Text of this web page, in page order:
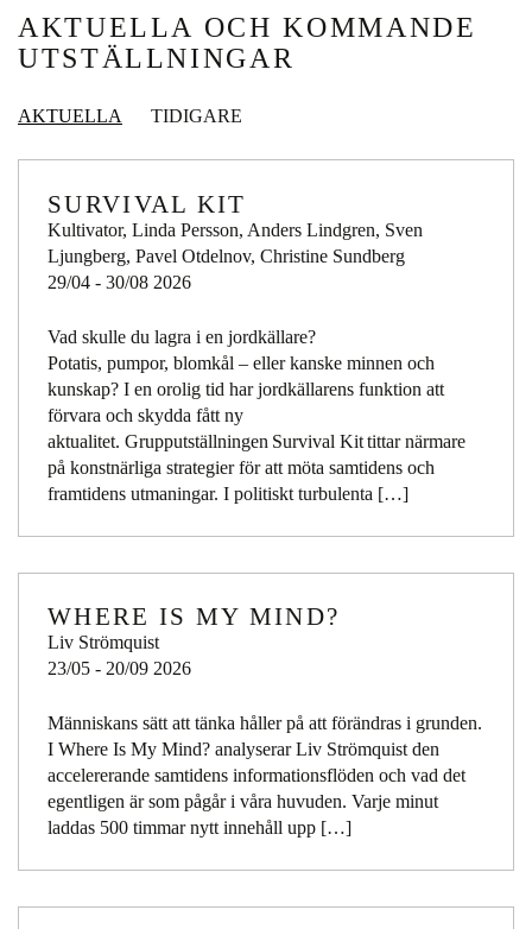
AKTUELLA OCH KOMMANDE
UTSTÄLLNINGAR
AKTUELLA TIDIGARE
SURVIVAL KIT
Kultivator, Linda Persson, Anders Lindgren, Sven
Ljungberg, Pavel Otdelnov, Christine Sundberg
29/04 - 30/08 2026
Vad skulle du lagra i en jordkällare?
Potatis, pumpor, blomkål – eller kanske minnen och
kunskap? I en orolig tid har jordkällarens funktion att
förvara och skydda fått ny
aktualitet. Grupputställningen Survival Kit tittar närmare
på konstnärliga strategier för att möta samtidens och
framtidens utmaningar. I politiskt turbulenta […]
WHERE IS MY MIND?
Liv Strömquist
23/05 - 20/09 2026
Människans sätt att tänka håller på att förändras i grunden.
I Where Is My Mind? analyserar Liv Strömquist den
accelererande samtidens informationsflöden och vad det
egentligen är som pågår i våra huvuden. Varje minut
laddas 500 timmar nytt innehåll upp […]